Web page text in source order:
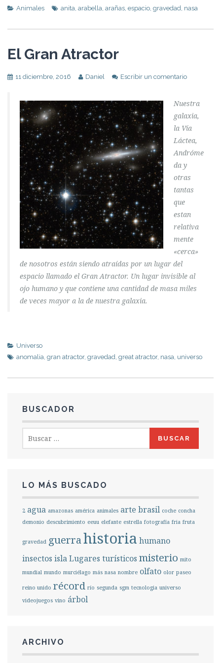
Animales anita, arabella, arañas, espacio, gravedad, nasa
El Gran Atractor
11 diciembre, 2016 Daniel Escribir un comentario
Nuestra
galaxia,
la Vía
Láctea,
Andróme
da y
otras
tantas
que
estan
relativa
mente
«cerca»
de nosotros están siendo atraídas por un lugar del
espacio llamado el Gran Atractor. Un lugar invisible al
ojo humano y que contiene una cantidad de masa miles
de veces mayor a la de nuestra galaxia.
Universo
anomalia, gran atractor, gravedad, great atractor, nasa, universo
BUSCADOR
LO MÁS BUSCADO
2 agua amazonas américa animales arte brasil coche concha
demonio descubrimiento eeuu elefante estrella fotografía fria fruta
gravedad guerrahistoria humano
insectos islaLugares turísticos misterio mito
mundial mundo murciélago más nasa nombre olfato olor paseo
reino unido récord río segunda sgm tecnologia universo
videojuegos vino árbol
ARCHIVO